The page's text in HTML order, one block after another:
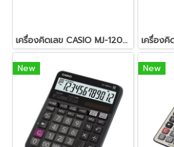
เครื่องคิดเลข CASIO MJ-120D PLUS
New New